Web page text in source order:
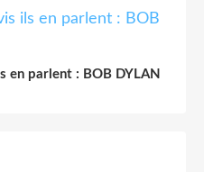
en parlent : BOB DYLAN